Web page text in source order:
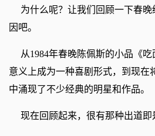
为什么呢？让我们回顾一下春
因吧。
从1984年春晚陈佩斯的小品《
意义上成为一种喜剧形式，到现在
中涌现了不少经典的明星和作品。
现在回顾起来，很有那种出道即